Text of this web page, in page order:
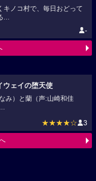
キノコ村で、毎日おどって
-
ウェイの堕天使
み）と蘭（声:山崎和佳
★★★★☆ 3